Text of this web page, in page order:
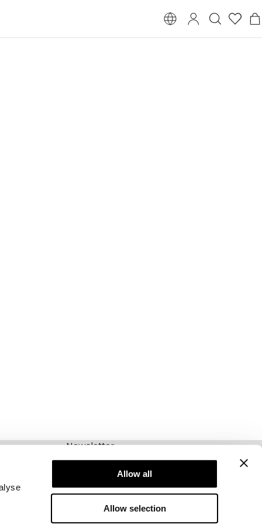
Allow all
Allow selection
Newsletter
Abonnieren Sie unseren Newsletter! Erhalten
Sie exklusive Angebote, unsere neuesten
Nachrichten und vieles mehr.